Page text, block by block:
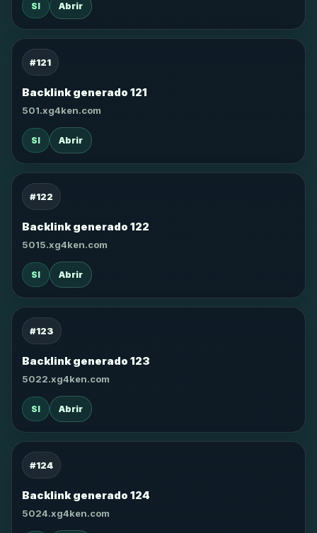
SI Abrir
#121
Backlink generado 121
501.xg4ken.com
SI Abrir
#122
Backlink generado 122
5015.xg4ken.com
SI Abrir
#123
Backlink generado 123
5022.xg4ken.com
SI Abrir
#124
Backlink generado 124
5024.xg4ken.com